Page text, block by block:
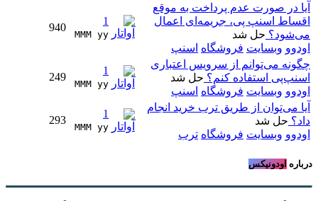
آیا در صورت عدم پرداخت به موقع
اقساط اسنپ پی، جریمه‌ای اعمال
می‌شود؟ حل شد
اودوو وبسایت فروشگاه اسنپ
1
MMM yy
940
چگونه می‌توانم از سرویس اعتباری
اسنپ‌پی استفاده کنم؟ حل شد
اودوو وبسایت فروشگاه اسنپ
1
MMM yy
249
آیا می‌توان از طریق ترب خرید انجام
داد؟ حل شد
اودوو وبسایت فروشگاه ترب
1
MMM yy
293
درباره اودونیکس